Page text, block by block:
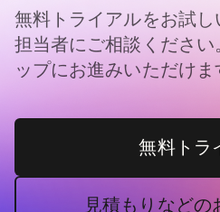
無料トライアルをお試
担当者にご相談くださ
ップにお進みいただけま
無料トラ
見積もりなどの